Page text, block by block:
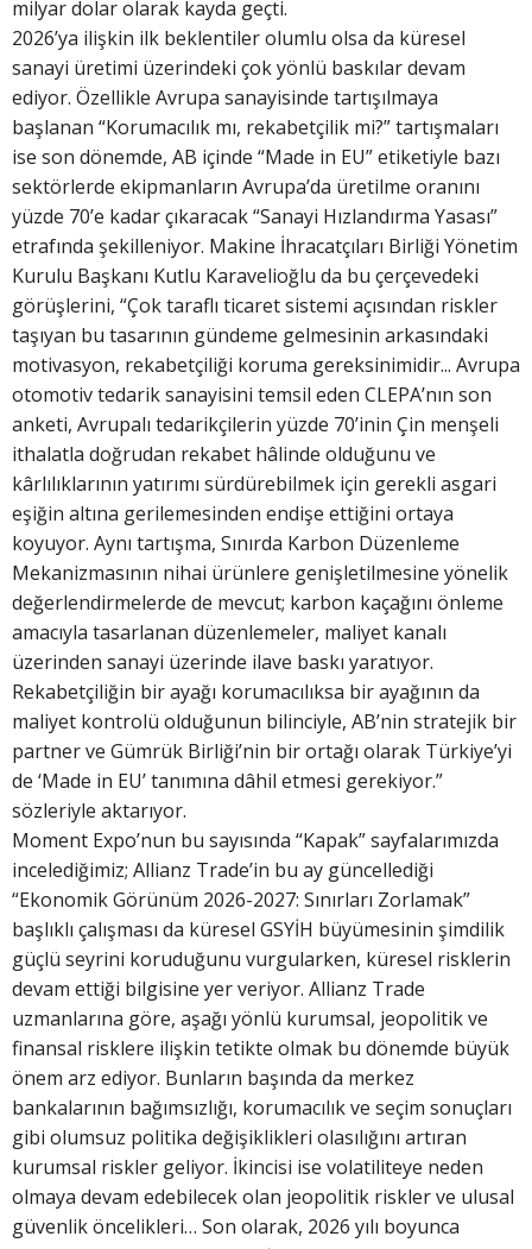
milyar dolar olarak kayda geçti.
2026’ya ilişkin ilk beklentiler olumlu olsa da küresel
sanayi üretimi üzerindeki çok yönlü baskılar devam
ediyor. Özellikle Avrupa sanayisinde tartışılmaya
başlanan “Korumacılık mı, rekabetçilik mi?” tartışmaları
ise son dönemde, AB içinde “Made in EU” etiketiyle bazı
sektörlerde ekipmanların Avrupa’da üretilme oranını
yüzde 70’e kadar çıkaracak “Sanayi Hızlandırma Yasası”
etrafında şekilleniyor. Makine İhracatçıları Birliği Yönetim
Kurulu Başkanı Kutlu Karavelioğlu da bu çerçevedeki
görüşlerini, “Çok taraflı ticaret sistemi açısından riskler
taşıyan bu tasarının gündeme gelmesinin arkasındaki
motivasyon, rekabetçiliği koruma gereksinimidir... Avrupa
otomotiv tedarik sanayisini temsil eden CLEPA’nın son
anketi, Avrupalı tedarikçilerin yüzde 70’inin Çin menşeli
ithalatla doğrudan rekabet hâlinde olduğunu ve
kârlılıklarının yatırımı sürdürebilmek için gerekli asgari
eşiğin altına gerilemesinden endişe ettiğini ortaya
koyuyor. Aynı tartışma, Sınırda Karbon Düzenleme
Mekanizmasının nihai ürünlere genişletilmesine yönelik
değerlendirmelerde de mevcut; karbon kaçağını önleme
amacıyla tasarlanan düzenlemeler, maliyet kanalı
üzerinden sanayi üzerinde ilave baskı yaratıyor.
Rekabetçiliğin bir ayağı korumacılıksa bir ayağının da
maliyet kontrolü olduğunun bilinciyle, AB’nin stratejik bir
partner ve Gümrük Birliği’nin bir ortağı olarak Türkiye’yi
de ‘Made in EU’ tanımına dâhil etmesi gerekiyor.”
sözleriyle aktarıyor.
Moment Expo’nun bu sayısında “Kapak” sayfalarımızda
incelediğimiz; Allianz Trade’in bu ay güncellediği
“Ekonomik Görünüm 2026-2027: Sınırları Zorlamak”
başlıklı çalışması da küresel GSYİH büyümesinin şimdilik
güçlü seyrini koruduğunu vurgularken, küresel risklerin
devam ettiği bilgisine yer veriyor. Allianz Trade
uzmanlarına göre, aşağı yönlü kurumsal, jeopolitik ve
finansal risklere ilişkin tetikte olmak bu dönemde büyük
önem arz ediyor. Bunların başında da merkez
bankalarının bağımsızlığı, korumacılık ve seçim sonuçları
gibi olumsuz politika değişiklikleri olasılığını artıran
kurumsal riskler geliyor. İkincisi ise volatiliteye neden
olmaya devam edebilecek olan jeopolitik riskler ve ulusal
güvenlik öncelikleri… Son olarak, 2026 yılı boyunca